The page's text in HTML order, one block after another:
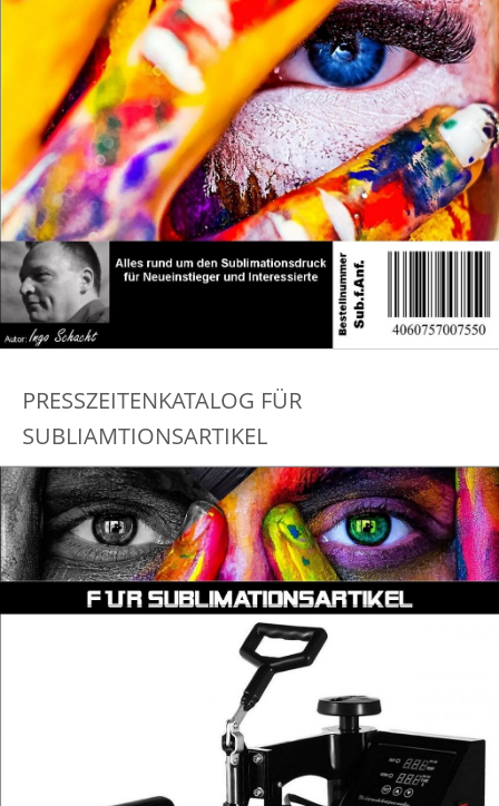
PRESSZEITENKATALOG FÜR
SUBLIAMTIONSARTIKEL